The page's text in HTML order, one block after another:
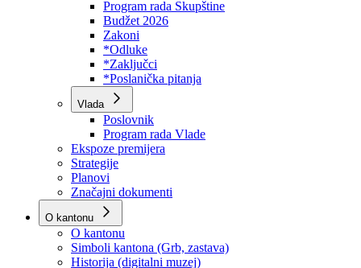
Skupština
Poslovnik
Program rada Skupštine
Budžet 2026
Zakoni
*Odluke
*Zaključci
*Poslanička pitanja
Vlada
Poslovnik
Program rada Vlade
Ekspoze premijera
Strategije
Planovi
Značajni dokumenti
O kantonu